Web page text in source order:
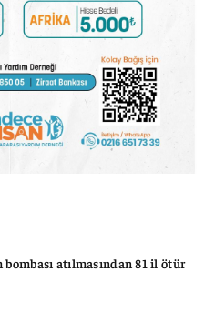
atılmasından 81 il ötür